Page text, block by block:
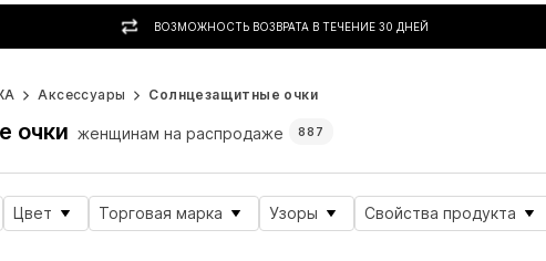
ВОЗМОЖНОСТЬ ВОЗВРАТА В ТЕЧЕНИЕ 30 ДНЕЙ
Аксессуары Солнцезащитные очки
очки женщинам на распродаже 887
Цвет Торговая марка Узоры Свойства продукта